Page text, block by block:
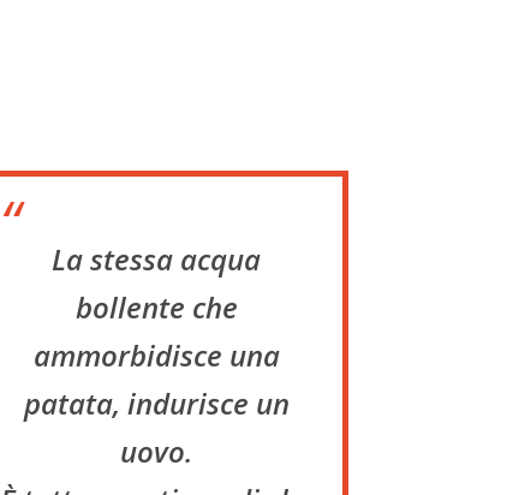
“
La stessa acqua
bollente che
ammorbidisce una
patata, indurisce un
uovo.